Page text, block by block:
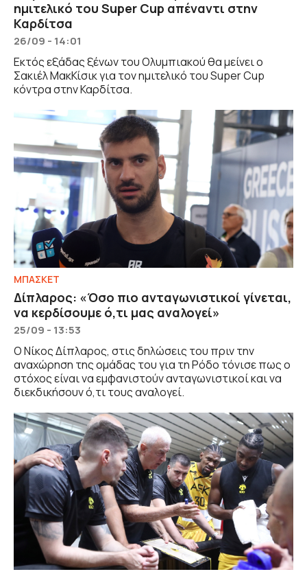
ημιτελικό του Super Cup απέναντι στην
Καρδίτσα
26/09 - 14:01
Εκτός εξάδας ξένων του Ολυμπιακού θα μείνει ο
Σακιέλ ΜακΚίσικ για τον ημιτελικό του Super Cup
κόντρα στην Καρδίτσα.
ΜΠΑΣΚΕΤ
Δίπλαρος: «Όσο πιο ανταγωνιστικοί γίνεται,
να κερδίσουμε ό,τι μας αναλογεί»
25/09 - 13:53
Ο Νίκος Δίπλαρος, στις δηλώσεις του πριν την
αναχώρηση της ομάδας του για τη Ρόδο τόνισε πως ο
στόχος είναι να εμφανιστούν ανταγωνιστικοί και να
διεκδικήσουν ό,τι τους αναλογεί.